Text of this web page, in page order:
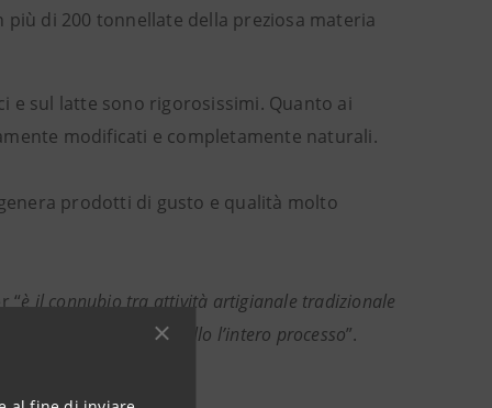
di 200 tonnellate della preziosa materia
e sul latte sono rigorosissimi. Quanto ai
modificati e completamente naturali.
prodotti di gusto e qualità molto
“è il connubio tra attività artigianale tradizionale
sotto controllo l’intero processo”.